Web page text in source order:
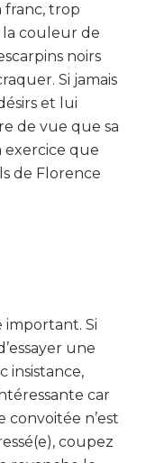
franc, trop
la couleur de
noirs
Si jamais
et lui
de vue que sa
exercice que
de Florence
important. Si
une
insistance,
car
convoitée n’est
coupez